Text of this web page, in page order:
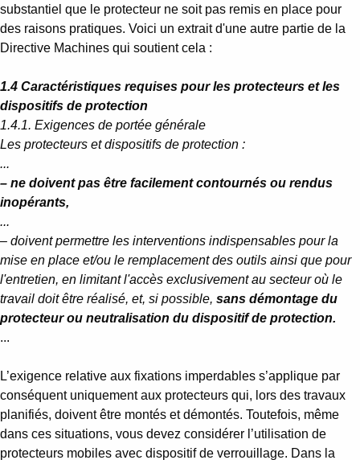
substantiel que le protecteur ne soit pas remis en place pour
des raisons pratiques. Voici un extrait d'une autre partie de la
Directive Machines qui soutient cela :
1.4 Caractéristiques requises pour les protecteurs et les
dispositifs de protection
1.4.1. Exigences de portée générale
Les protecteurs et dispositifs de protection :
...
– ne doivent pas être facilement contournés ou rendus
inopérants,
...
– doivent permettre les interventions indispensables pour la
mise en place et/ou le remplacement des outils ainsi que pour
l'entretien, en limitant l'accès exclusivement au secteur où le
travail doit être réalisé, et, si possible, sans démontage du
protecteur ou neutralisation du dispositif de protection.
...
L’exigence relative aux fixations imperdables s’applique par
conséquent uniquement aux protecteurs qui, lors des travaux
planifiés, doivent être montés et démontés. Toutefois, même
dans ces situations, vous devez considérer l’utilisation de
protecteurs mobiles avec dispositif de verrouillage. Dans la